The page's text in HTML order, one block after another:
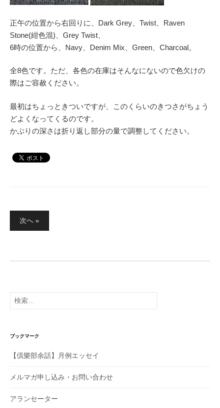
正午の位置から右回りに、Dark Grey、Twist、Raven
Stone(紺色混)、Grey Twist、
6時の位置から、Navy、Denim Mix、Green、Charcoal。
全8色です。ただ、各色の在庫はそんなにないので色欠けの
際はご容赦ください。
最初はちょっときついですが、このくらいのきつさがちょう
どよくなってくるのです。
かぶりの深さは折り返し部分の量で調整してください。
り
次へ »
検
索:
ブックマーク
【倶樂部余話】月例エッセイ
メルマガ申し込み・お問い合わせ
アランセーター